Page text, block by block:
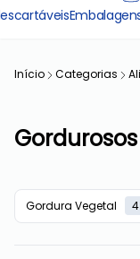
Início Categorias
Gordura Vegetal 4